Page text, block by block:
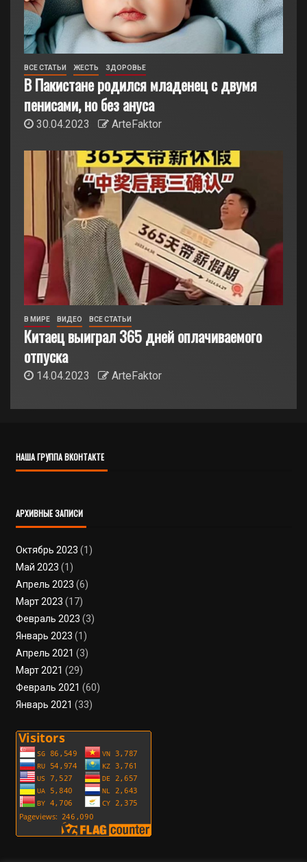
ВСЕ СТАТЬИ ЖЕСТЬ ЗДОРОВЬЕ
В Пакистане родился младенец с двумя
пенисами, но без ануса
30.04.2023 ArteFaktor
В МИРЕ ВИДЕО ВСЕ СТАТЬИ
Китаец выиграл 365 дней оплачиваемого
отпуска
14.04.2023 ArteFaktor
НАША ГРУППА ВКОНТАКТЕ
АРХИВНЫЕ ЗАПИСИ
Октябрь 2023 (1)
Май 2023 (1)
Апрель 2023 (6)
Март 2023 (17)
Февраль 2023 (3)
Январь 2023 (1)
Апрель 2021 (3)
Март 2021 (29)
Февраль 2021 (60)
Январь 2021 (33)